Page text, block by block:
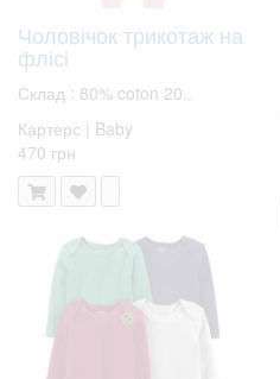
Чоловічок трикотаж на
флісі
Склад : 80% coton 20..
Картерс | Baby
470 грн